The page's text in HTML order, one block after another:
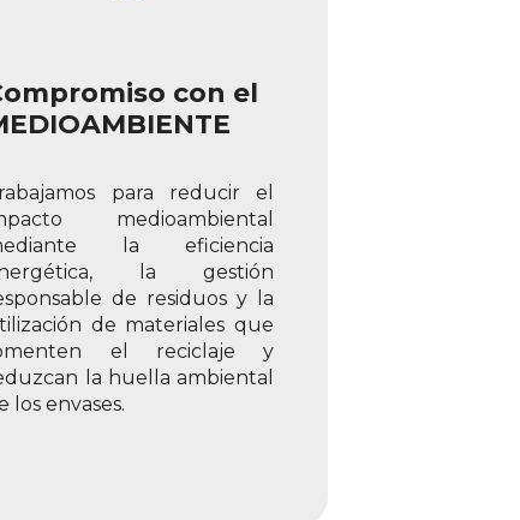
con el
para reducir el
medioambiental
la eficiencia
la gestión
de residuos y la
de materiales que
el reciclaje y
la huella ambiental
los envases.